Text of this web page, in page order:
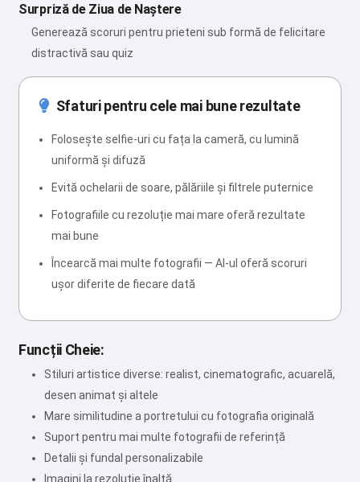
Surpriză de Ziua de Naștere
Generează scoruri pentru prieteni sub formă de felicitare
distractivă sau quiz
Sfaturi pentru cele mai bune rezultate
Folosește selfie-uri cu fața la cameră, cu lumină
uniformă și difuză
Evită ochelarii de soare, pălăriile și filtrele puternice
Fotografiile cu rezoluție mai mare oferă rezultate
mai bune
Încearcă mai multe fotografii — AI-ul oferă scoruri
ușor diferite de fiecare dată
Funcții Cheie:
Stiluri artistice diverse: realist, cinematografic, acuarelă,
desen animat și altele
Mare similitudine a portretului cu fotografia originală
Suport pentru mai multe fotografii de referință
Detalii și fundal personalizabile
Imagini la rezoluție înaltă